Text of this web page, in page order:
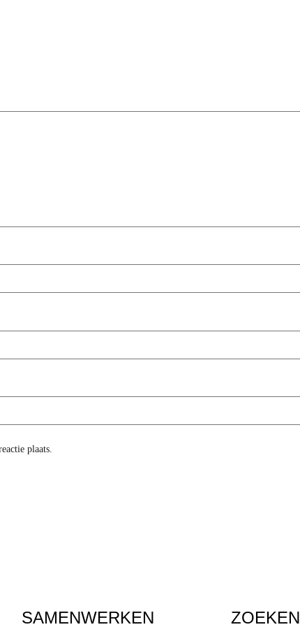
plaats.
SAMENWERKEN ZOEKEN